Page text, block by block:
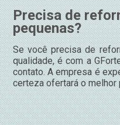
Precisa de
pequenas?
Se você precisa de
qualidade, é com a
contato. A empresa é
certeza ofertará o melhor